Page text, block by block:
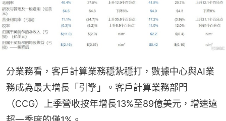
分業務看，客戶計算業務穩紮穩打，數據中心與AI業
務成為最大增長「引擎」。客戶計算業務部門
（CCG）上季營收按年增長13%至89億美元，增速遠